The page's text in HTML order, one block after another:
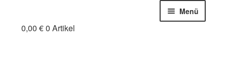
springen
springen
Menü
Holzfuchs Chris
0,00 €0 Artikel